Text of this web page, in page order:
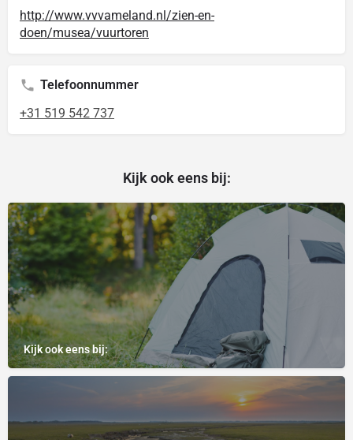
http://www.vvvameland.nl/zien-en-
doen/musea/vuurtoren
Telefoonnummer
+31 519 542 737
Kijk ook eens bij:
Kijk ook eens bij: